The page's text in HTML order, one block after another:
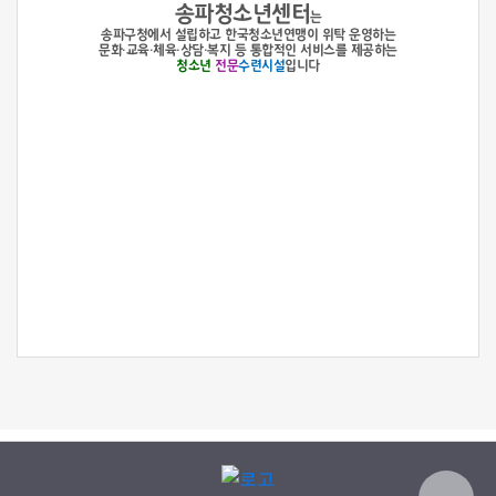
송파청소년센터 는
송파구청에서 설립하고 한국청소년연맹이 위탁 운영하는
문화·교육·체육·상담·복지 등 통합적인 서비스를 제공하는
청소년 전문수련시설입니다